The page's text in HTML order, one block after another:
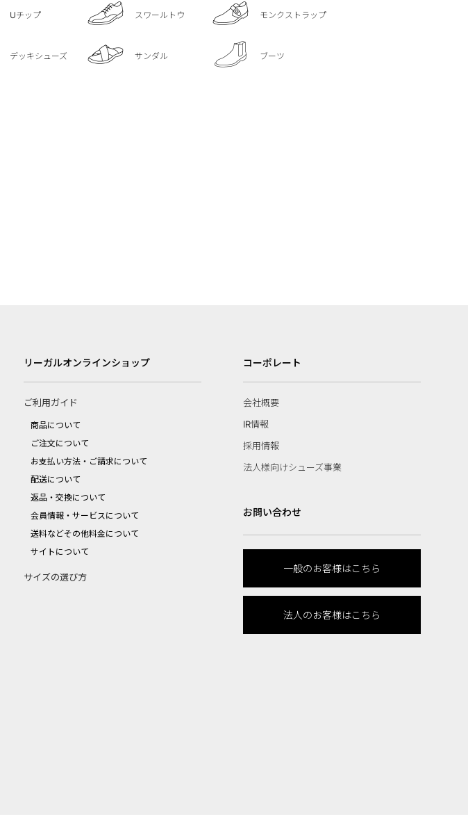
Uチップ スワールトウ モンクストラップ
デッキシューズ サンダル ブーツ
リーガルオンラインショップ
ご利用ガイド
商品について
ご注文について
お支払い方法・ご請求について
配送について
返品・交換について
会員情報・サービスについて
送料などその他料金について
サイトについて
サイズの選び方
コーポレート
会社概要
IR情報
採用情報
法人様向けシューズ事業
お問い合わせ
一般のお客様はこちら
法人のお客様はこちら